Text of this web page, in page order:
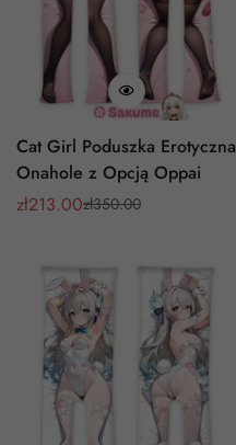
Cat Girl Poduszka Erotyczna
Onahole z Opcją Oppai
Cena
zł213.00
Cena
zł350.00